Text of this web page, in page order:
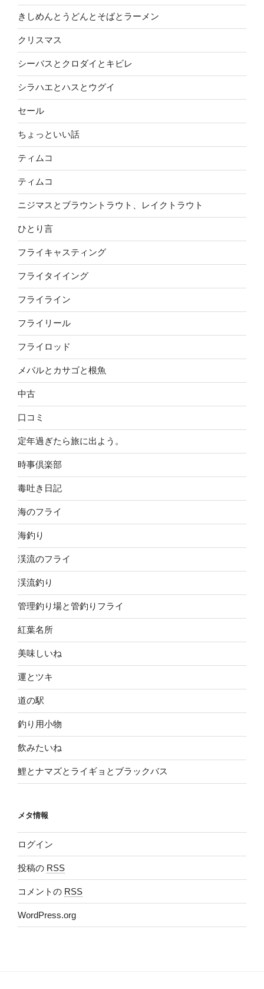
きしめんとうどんとそばとラーメン
クリスマス
シーバスとクロダイとキビレ
シラハエとハスとウグイ
セール
ちょっといい話
ティムコ
ティムコ
ニジマスとブラウントラウト、レイクトラウト
ひとり言
フライキャスティング
フライタイイング
フライライン
フライリール
フライロッド
メバルとカサゴと根魚
中古
口コミ
定年過ぎたら旅に出よう。
時事倶楽部
毒吐き日記
海のフライ
海釣り
渓流のフライ
渓流釣り
管理釣り場と管釣りフライ
紅葉名所
美味しいね
運とツキ
道の駅
釣り用小物
飲みたいね
鯉とナマズとライギョとブラックバス
メタ情報
ログイン
投稿の RSS
コメントの RSS
WordPress.org